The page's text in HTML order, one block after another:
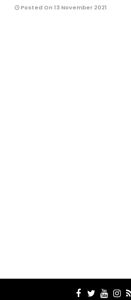
Posted On 13 November 2021